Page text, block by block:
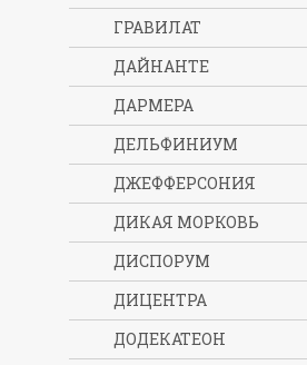
ГРАВИЛАТ
ДАЙНАНТЕ
ДАРМЕРА
ДЕЛЬФИНИУМ
ДЖЕФФЕРСОНИЯ
ДИКАЯ МОРКОВЬ
ДИСПОРУМ
ДИЦЕНТРА
ДОДЕКАТЕОН